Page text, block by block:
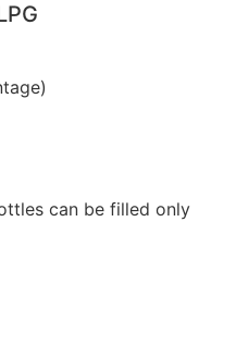
can be filled only